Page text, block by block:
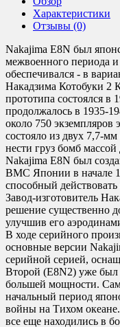
Характеристики
Отзывы (0)
Nakajima E8N был
межвоенного периода
обеспечивался - в
Накадзима Котобуки
прототипа состоялся в
продолжалось в 1935-
около 750 экземпляров
состояло из двух 7,7-
нести груз бомб
Nakajima E8N был
ВМС Японии в начале
способный
Завод-изготовитель
решение существенно
улучшив его
В ходе серийного
основные версии
серийной серией,
Второй (E8N2) уже
большей мощности.
начальный период
войны на Тихом
все еще находились в